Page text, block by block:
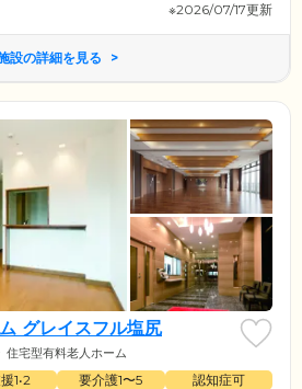
※2026/07/17更新
設の詳細を見る
グレイスフル塩尻
住宅型有料老人ホーム
1•2 要介護1〜5
認知症可